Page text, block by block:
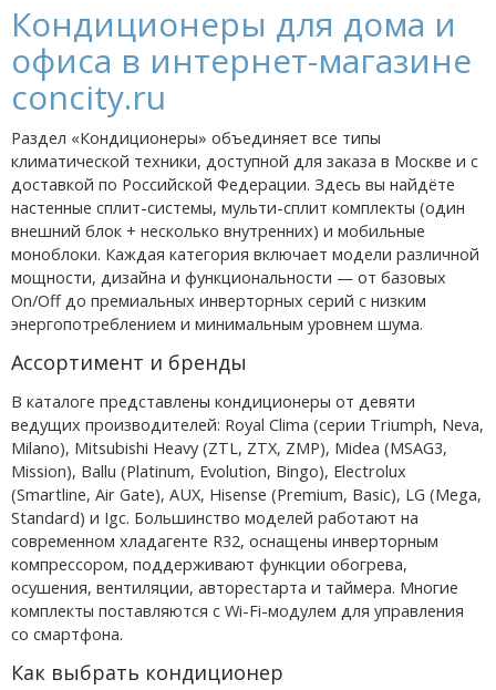
Кондиционеры для дома и
офиса в интернет-магазине
concity.ru
Раздел «Кондиционеры» объединяет все типы
климатической техники, доступной для заказа в Москве и с
доставкой по Российской Федерации. Здесь вы найдёте
настенные сплит-системы, мульти-сплит комплекты (один
внешний блок + несколько внутренних) и мобильные
моноблоки. Каждая категория включает модели различной
мощности, дизайна и функциональности — от базовых
On/Off до премиальных инверторных серий с низким
энергопотреблением и минимальным уровнем шума.
Ассортимент и бренды
В каталоге представлены кондиционеры от девяти
ведущих производителей: Royal Clima (серии Triumph, Neva,
Milano), Mitsubishi Heavy (ZTL, ZTX, ZMP), Midea (MSAG3,
Mission), Ballu (Platinum, Evolution, Bingo), Electrolux
(Smartline, Air Gate), AUX, Hisense (Premium, Basic), LG (Mega,
Standard) и Igc. Большинство моделей работают на
современном хладагенте R32, оснащены инверторным
компрессором, поддерживают функции обогрева,
осушения, вентиляции, авторестарта и таймера. Многие
комплекты поставляются с Wi-Fi-модулем для управления
со смартфона.
Как выбрать кондиционер